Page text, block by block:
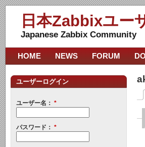
日本Zabbixユー
Japanese Zabbix Community
HOME NEWS FORUM
ユーザーログイン
ユーザー名： *
パスワード： *